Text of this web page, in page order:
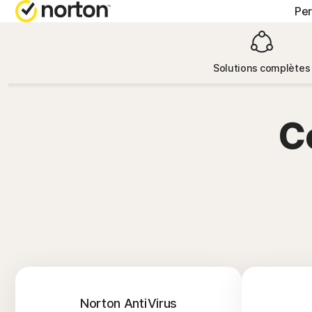
OBTENIR
Solutions complètes
Norton AntiVirus